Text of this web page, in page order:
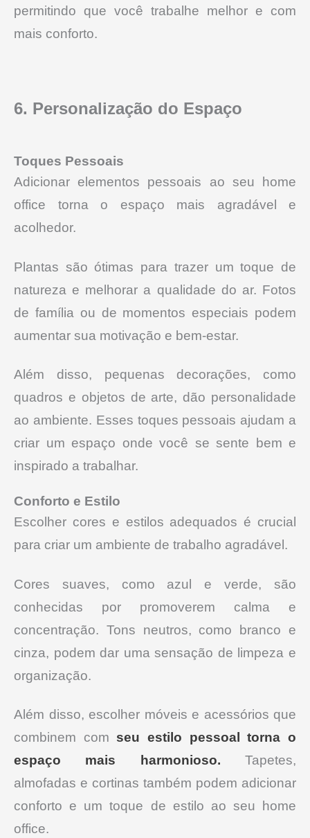
permitindo que você trabalhe melhor e com
mais conforto.
6. Personalização do Espaço
Toques Pessoais
Adicionar elementos pessoais ao seu home
office torna o espaço mais agradável e
acolhedor.
Plantas são ótimas para trazer um toque de
natureza e melhorar a qualidade do ar. Fotos
de família ou de momentos especiais podem
aumentar sua motivação e bem-estar.
Além disso, pequenas decorações, como
quadros e objetos de arte, dão personalidade
ao ambiente. Esses toques pessoais ajudam a
criar um espaço onde você se sente bem e
inspirado a trabalhar.
Conforto e Estilo
Escolher cores e estilos adequados é crucial
para criar um ambiente de trabalho agradável.
Cores suaves, como azul e verde, são
conhecidas por promoverem calma e
concentração. Tons neutros, como branco e
cinza, podem dar uma sensação de limpeza e
organização.
Além disso, escolher móveis e acessórios que
combinem com seu estilo pessoal torna o
espaço mais harmonioso. Tapetes,
almofadas e cortinas também podem adicionar
conforto e um toque de estilo ao seu home
office.